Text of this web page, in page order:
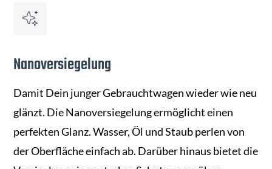
Nanoversiegelung
Damit Dein junger Gebrauchtwagen wieder wie neu
glänzt. Die Nanoversiegelung ermöglicht einen
perfekten Glanz. Wasser, Öl und Staub perlen von
der Oberfläche einfach ab. Darüber hinaus bietet die